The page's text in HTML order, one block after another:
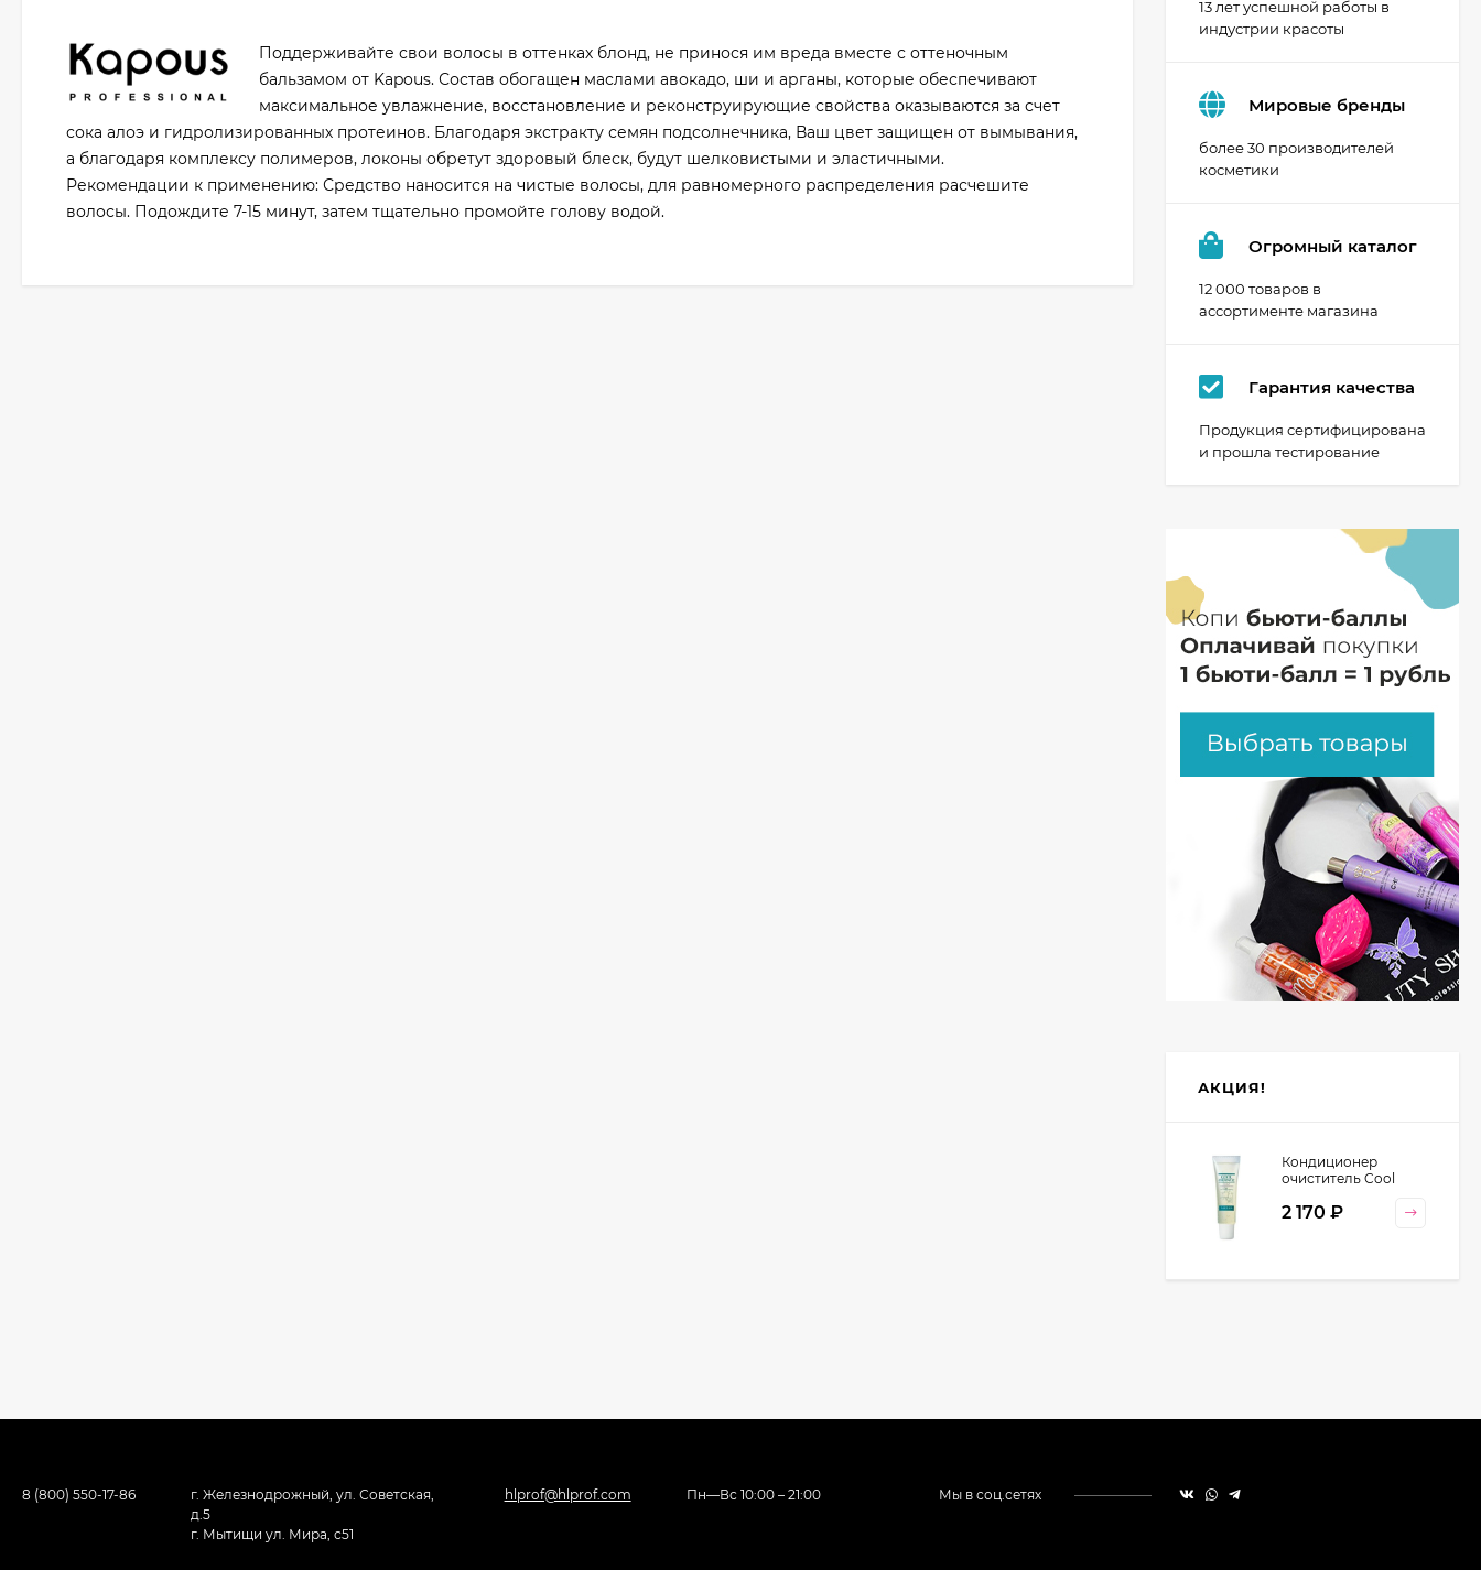
Поддерживайте свои волосы в оттенках блонд, не принося им вреда вместе с оттеночным
бальзамом от Kapous. Состав обогащен маслами авокадо, ши и арганы, которые обеспечивают
максимальное увлажнение, восстановление и реконструирующие свойства оказываются за счет
сока алоэ и гидролизированных протеинов. Благодаря экстракту семян подсолнечника, Ваш цвет защищен от вымывания,
а благодаря комплексу полимеров, локоны обретут здоровый блеск, будут шелковистыми и эластичными.
Рекомендации к применению: Средство наносится на чистые волосы, для равномерного распределения расчешите
волосы. Подождите 7-15 минут, затем тщательно промойте голову водой.
13 лет успешной работы в
индустрии красоты
Мировые бренды
более 30 производителей
косметики
Огромный каталог
12 000 товаров в
ассортименте магазина
Гарантия качества
Продукция сертифицирована
и прошла тестирование
АКЦИЯ!
Кондиционер
очиститель Cool
Cosmetics, 130 гр
2 170 ₽
8 (800) 550-17-86
г. Железнодрожный, ул. Советская,
д.5
г. Мытищи ул. Мира, с51
hlprof@hlprof.com Пн—Вс 10:00 – 21:00 Мы в соц.сетях